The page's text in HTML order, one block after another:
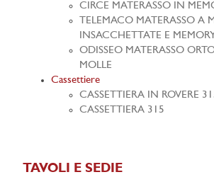
CIRCE MATERASSO IN
TELEMACO MATERASSO A
INSACCHETTATE E
ODISSEO MATERASSO
MOLLE
Cassettiere
CASSETTIERA IN ROVERE
CASSETTIERA 315
TAVOLI E SEDIE